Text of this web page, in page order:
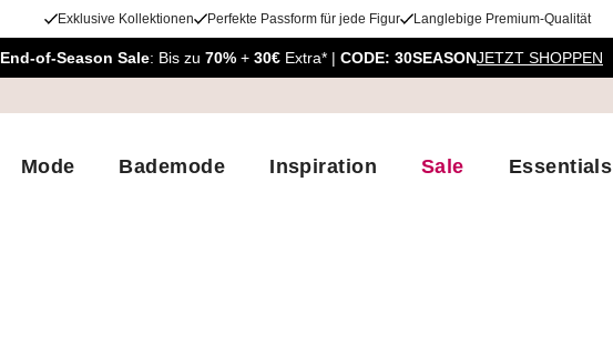
Exklusive Kollektionen Perfekte Passform für jede Figur Langlebige Premium-Qualität
End-of-Season Sale: Bis zu 70% + 30€ Extra* | CODE: 30SEASONJETZT SHOPPEN
Mode Bademode Inspiration Sale Essentials